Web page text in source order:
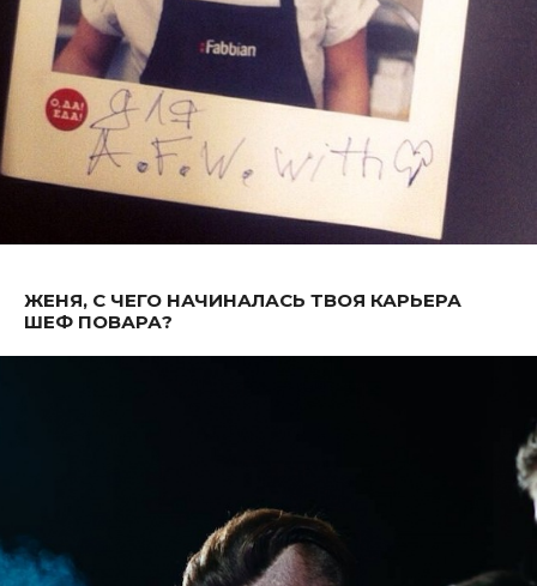
ЖЕНЯ, С ЧЕГО НАЧИНАЛАСЬ ТВОЯ КАРЬЕРА
ШЕФ ПОВАРА?